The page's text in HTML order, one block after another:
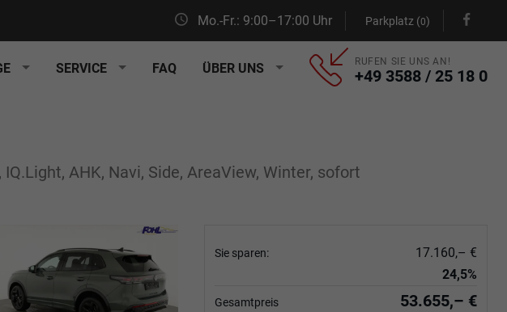
Mo.-Fr.: 9:00–17:00 Uhr Parkplatz (0)
SERVICE FAQ ÜBER UNS RUFEN SIE UNS AN!
+49 3588 / 25 18 0
AHK, Navi, Side, AreaView, Winter, sofort
Sie sparen:
17.160,– €
24,5%
Gesamtpreis 53.655,– €